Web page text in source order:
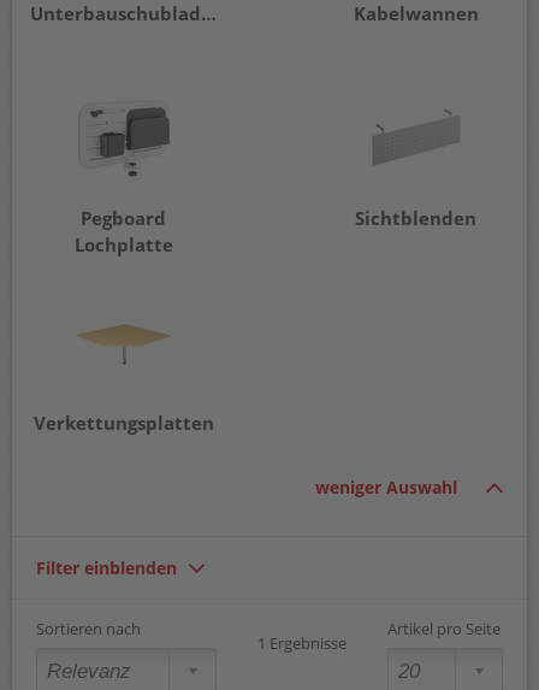
Unterbauschubladen Kabelwannen
Pegboard
Lochplatte
Sichtblenden
Verkettungsplatten
weniger Auswahl
Filter einblenden
Sortieren nach
1 Ergebnisse
Artikel pro Seite